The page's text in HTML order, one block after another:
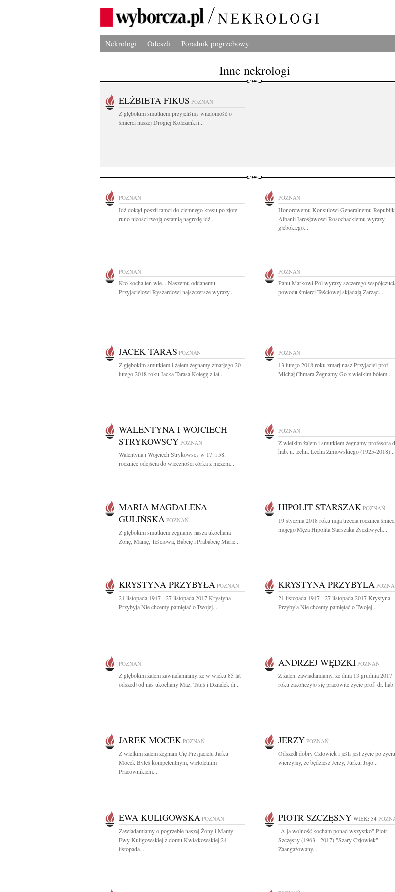
Nekrologi Odeszli Poradnik pogrzebowy
Inne nekrologi
ELŻBIETA FIKUS POZNAŃ
Z głębokim smutkiem przyjęliśmy wiadomość o
śmierci naszej Drogiej Koleżanki i...
POZNAŃ
Idź dokąd poszli tamci do ciemnego kresu po złote
runo nicości twoją ostatnią nagrodę idź...
POZNAŃ
Honorowemu Konsulowi Generalnemu Republiki
Albanii Jarosławowi Rosochackiemu wyrazy
głębokiego...
POZNAŃ
Kto kocha ten wie... Naszemu oddanemu
Przyjacielowi Ryszardowi najszczersze wyrazy...
POZNAŃ
Panu Markowi Pol wyrazy szczerego
powodu śmierci Teściowej składają Zarząd...
JACEK TARAS POZNAŃ
Z głębokim smutkiem i żalem żegnamy zmarłego 20
lutego 2018 roku Jacka Tarasa Kolegę z lat...
POZNAŃ
13 lutego 2018 roku zmarł nasz Przyjaciel prof.
Michał Chmara Żegnamy Go z wielkim bólem...
WALENTYNA I WOJCIECH
STRYKOWSCY POZNAŃ
Walentyna i Wojciech Strykowscy w 17. i 58.
rocznicę odejścia do wieczności córka z mężem...
POZNAŃ
Z wielkim żalem i smutkiem żegnamy profesora
hab. n. techn. Lecha Zimowskiego (1925-2018)...
MARIA MAGDALENA
GULIŃSKA POZNAŃ
Z głębokim smutkiem żegnamy naszą ukochaną
Żonę, Mamę, Teściową, Babcię i Prababcię Marię...
HIPOLIT STARSZAK POZNAŃ
19 stycznia 2018 roku mija trzecia rocznica śmieci
mojego Męża Hipolita Starszaka Życzliwych...
KRYSTYNA PRZYBYŁA POZNAŃ
21 listopada 1947 - 27 listopada 2017 Krystyna
Przybyła Nie chcemy pamiętać o Twojej...
KRYSTYNA PRZYBYLA
21 listopada 1947 - 27 listopada 2017 Krystyna
Przybyla Nie chcemy pamiętać o Twojej...
POZNAŃ
Z głębokim żalem zawiadamiamy, że w wieku 85 lat
odszedł od nas ukochany Mąż, Tatuś i Dziadek dr...
ANDRZEJ WĘDZKI POZNAŃ
Z żalem zawiadamiamy, że dnia 13 grudnia 2017
roku zakończyło się pracowite życie prof. dr.
JAREK MOCEK POZNAŃ
Z wielkim żalem żegnam Cię Przyjacielu Jarku
Mocek Byłeś kompetentnym, wieloletnim
Pracownikiem...
JERZY POZNAŃ
Odszedł dobry Człowiek i jeśli jest życie po życiu
wierzymy, że będziesz Jerzy, Jurku, Jojo...
EWA KULIGOWSKA POZNAŃ
Zawiadamiamy o pogrzebie naszej Żony i Mamy
Ewy Kuligowskiej z domu Kwiatkowskiej 24
listopada...
PIOTR SZCZĘSNY WIEK: 54
"A ja wolność kocham ponad wszystko" Piotr
Szczęsny (1963 - 2017) "Szary Człowiek"
Zaangażowany...